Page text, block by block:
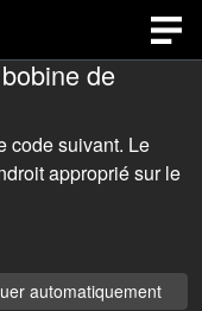
de
code suivant. Le
approprié sur le
automatiquement